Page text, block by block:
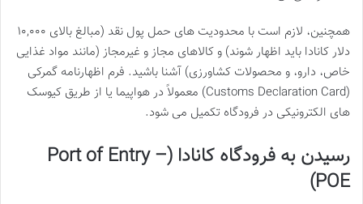
همچنین، لازم است با محدودیت های حمل پول نقد (مبالغ بالای ۱۰,۰۰۰
دلار کانادا باید اظهار شوند) و کالاهای مجاز و غیرمجاز (مانند مواد غذایی
خاص، دارو، و محصولات کشاورزی) آشنا باشید. فرم اظهارنامه گمرکی
(Customs Declaration Card) معمولاً در هواپیما یا از طریق کیوسک
های الکترونیکی در فرودگاه تکمیل می شود.
رسیدن به فرودگاه کانادا (Port of Entry –
POE)